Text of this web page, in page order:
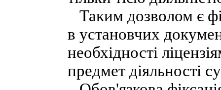
Таким дозволом є
в установчих
необхідності
предмет діяльності